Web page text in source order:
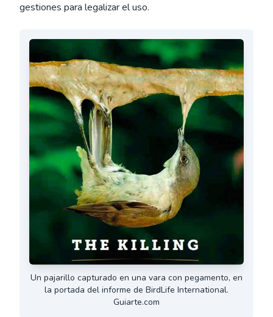
gestiones para legalizar el uso.
Un pajarillo capturado en una vara con pegamento, en
la portada del informe de BirdLife International.
Guiarte.com